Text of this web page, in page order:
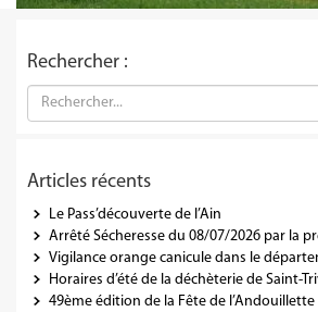
Rechercher :
Articles récents
Le Pass’découverte de l’Ain
Arrêté Sécheresse du 08/07/2026 par la
Vigilance orange canicule dans le
Horaires d’été de la déchèterie de Saint-
49ème édition de la Fête de l’Andouillette